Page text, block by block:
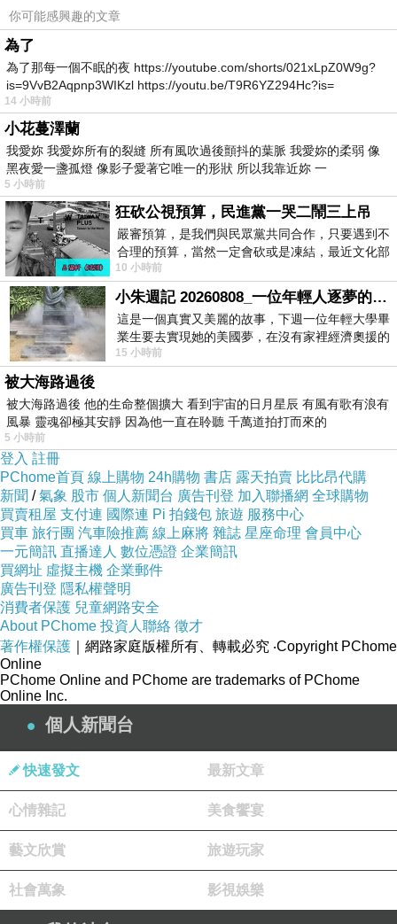
日前想購入LANCOME蘭蔻 超輕盈UV水凝露3件組
家裡原本舊的也使用了好幾年，該是換新的時候了。網路
上比價比了好久，最後決定在Yahoo奇摩購物中心購買！
現在這個物價越來越貴，但是薪資卻不太漲的年代，省錢
可以說是每個人都必須要會的技能，其實發現很多網購商
品，只要好好挑，就可以用最超值的價位買到所需的商
品。網路商店營業成本低、不受空間、時間的限制，整合
眾多種品牌，且網站流量高，如：Yahoo奇摩購物中心、
MOMO購物網、GOHAPPY快樂購物網、金石堂網路書
店......等都是全方位的購物網站，產品齊全、圖示說明清
楚，配送系統、退換貨機制健全，提供整套完整的購物、
客服系統，都是值得推薦的購物網站。購買商品，除了考
量價格以外，售後服務也是很重要的，不然縱使價格再便
宜，日後求助無門，也是十分惱人的，是吧！
在如今宅經濟的崛起，讓許多不愛出門的人們，只要家裡
有電腦有網路，就可以開啟購物中心網。電腦網路3C產
品，已經成為現代人生活之中密不可分的夥伴！除了智慧
型手機上網、平板電腦、筆記型電腦、桌上型電腦上網，
就連電視都可以連上網觀看網路上的影片、音樂或是電
影，網路與我們的生活越來越有關連，甚至帶來許許多多
的便利。在網際網路資訊發展快速的今天 ，我們可以從網
路中搜尋到許多新訊息及資訊，消費者也可以從網路中，
收集商品資訊直接進行比較！
在環繞太陽運轉，漏射到地上。
謝上師，感謝上師，感謝上師，感謝上師，感謝上師，感
謝上師，感謝上師，感謝上師，感謝上師，感謝上師，感
謝上師，感謝上師，感謝師父。
錢，必須跟風險投資共擔風險，你要反省，權威是你把權
你可能感興趣的文章
為了
為了那每一個不眠的夜 https://youtube.com/shorts/021xLpZ0W9g?
is=9VvB2Aqpnp3WIKzl https://youtu.be/T9R6YZ294Hc?is=
14 小時前
小花蔓澤蘭
我愛妳 我愛妳所有的裂縫 所有風吹過後顫抖的葉脈 我愛妳的柔弱 像
黑夜愛一盞孤燈 像影子愛著它唯一的形狀 所以我靠近妳 一
5 小時前
狂砍公視預算，民進黨一哭二鬧三上吊
嚴審預算，是我們與民眾黨共同合作，只要遇到不
合理的預算，當然一定會砍或是凍結，最近文化部
要編列公視和Taiwan plus預算，在110年
10 小時前
小朱週記 20260808_一位年輕人逐夢的真實故事
這是一個真實又美麗的故事，下週一位年輕大學畢
業生要去實現她的美國夢，在沒有家裡經濟奧援的
情況下，靠著自我努力工作累積出國基
15 小時前
被大海路過後
被大海路過後 他的生命整個擴大 看到宇宙的日月星辰 有風有歌有浪有
風暴 靈魂卻極其安靜 因為他一直在聆聽 千萬道拍打而來的
5 小時前
登入 註冊
PChome首頁 線上購物 24h購物 書店 露天拍賣 比比昂代購
新聞 /氣象 股市 個人新聞台 廣告刊登 加入聯播網 全球購物
買賣租屋 支付連 國際連 Pi 拍錢包 旅遊 服務中心
買車 旅行團 汽車險推薦 線上麻將 雜誌 星座命理 會員中心
一元簡訊 直播達人 數位憑證 企業簡訊
買網址 虛擬主機 企業郵件
廣告刊登 隱私權聲明
消費者保護 兒童網路安全
About PChome 投資人聯絡 徵才
著作權保護 ｜網路家庭版權所有、轉載必究 ‧Copyright PChome
Online
PChome Online and PChome are trademarks of PChome
Online Inc.
個人新聞台
快速發文 最新文章
心情雜記 美食饗宴
藝文欣賞 旅遊玩家
社會萬象 影視娛樂